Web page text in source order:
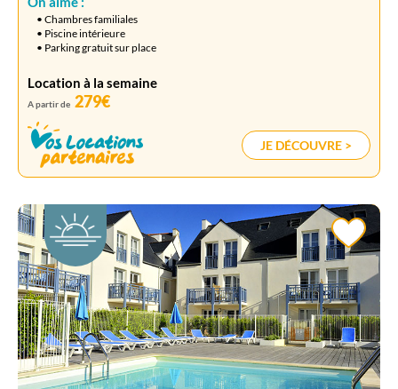
• Chambres familiales
• Piscine intérieure
• Parking gratuit sur place
Location à la semaine
A partir de 279€
JE DÉCOUVRE >